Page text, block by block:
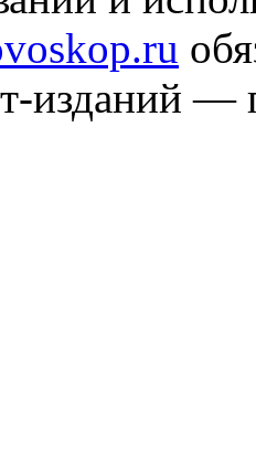
изданий —